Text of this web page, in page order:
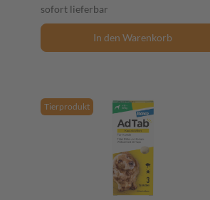
sofort lieferbar
In den Warenkorb
Tierprodukt